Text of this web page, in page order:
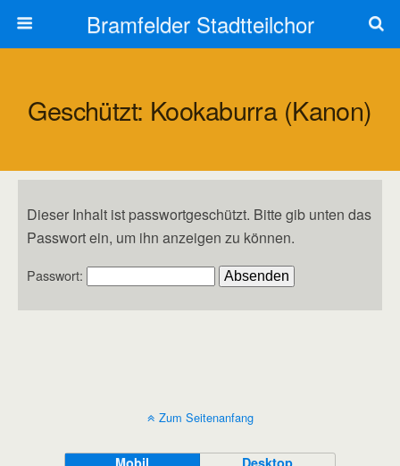
Bramfelder Stadtteilchor
Geschützt: Kookaburra (Kanon)
Dieser Inhalt ist passwortgeschützt. Bitte gib unten das
Passwort ein, um ihn anzeigen zu können.
Passwort:
Zum Seitenanfang
Mobil Desktop